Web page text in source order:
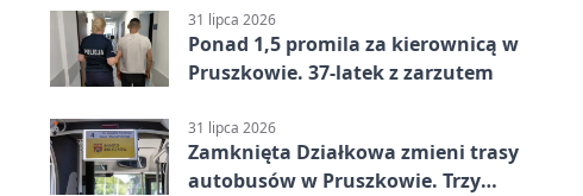
minucie
31 lipca 2026
Ponad 1,5 promila za kierownicą w
Pruszkowie. 37-latek z zarzutem
31 lipca 2026
Zamknięta Działkowa zmieni trasy
autobusów w Pruszkowie. Trzy